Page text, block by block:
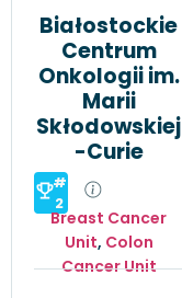
Białostockie
Centrum
Onkologii im.
Marii
Skłodowskiej
-Curie
#
2
Breast Cancer
Unit, Colon
Cancer Unit